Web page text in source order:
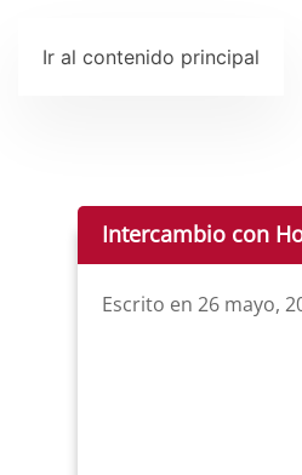
Ir al contenido principal
Intercambio con
Escrito en 26 mayo,